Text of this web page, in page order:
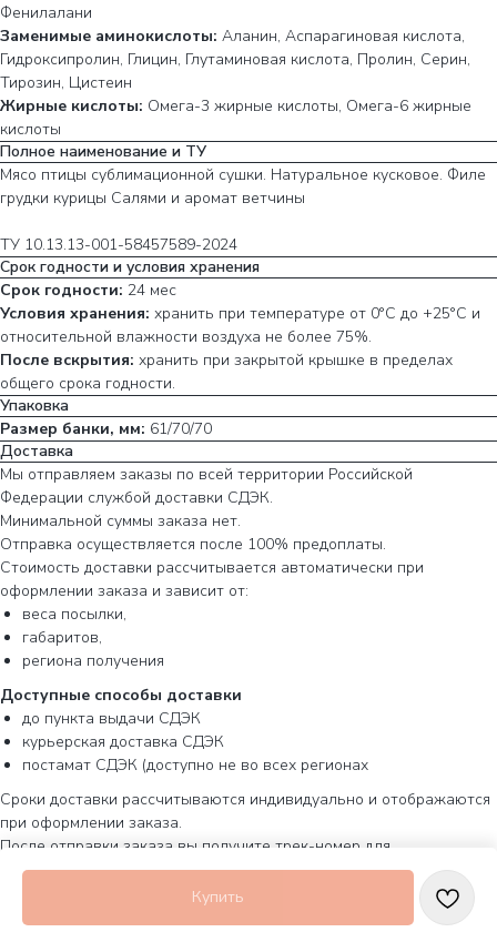
Купить
Фенилалани
Заменимые аминокислоты: Аланин, Аспарагиновая кислота,
Гидроксипролин, Глицин, Глутаминовая кислота, Пролин, Серин,
Тирозин, Цистеин
Жирные кислоты: Омега-3 жирные кислоты, Омега-6 жирные
кислоты
Полное наименование и ТУ
Мясо птицы сублимационной сушки. Натуральное кусковое. Филе
грудки курицы Салями и аромат ветчины
ТУ 10.13.13-001-58457589-2024
Срок годности и условия хранения
Срок годности: 24 мес
Условия хранения: хранить при температуре от 0°С до +25°С и
относительной влажности воздуха не более 75%.
После вскрытия: хранить при закрытой крышке в пределах
общего срока годности.
Упаковка
Размер банки, мм: 61/70/70
Доставка
Мы отправляем заказы по всей территории Российской
Федерации службой доставки СДЭК.
Минимальной суммы заказа нет.
Отправка осуществляется после 100% предоплаты.
Стоимость доставки рассчитывается автоматически при
оформлении заказа и зависит от:
веса посылки,
габаритов,
региона получения
Доступные способы доставки
до пункта выдачи СДЭК
курьерская доставка СДЭК
постамат СДЭК (доступно не во всех регионах
Сроки доставки рассчитываются индивидуально и отображаются
при оформлении заказа.
После отправки заказа вы получите трек-номер для
отслеживания.